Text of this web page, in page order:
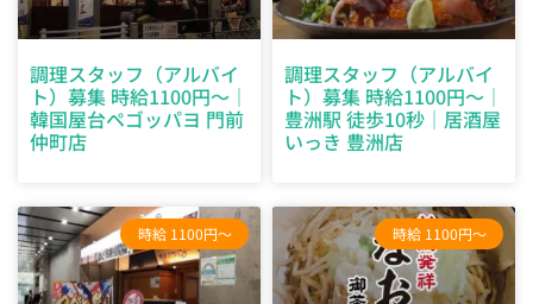
調理スタッフ（アルバイ
ト）募集 時給1100円～｜
韓国屋台ペゴッパヨ 門前
仲町店
調理スタッフ（アルバイ
ト）募集 時給1100円～｜
豊洲駅 徒歩10秒｜居酒屋
いっき 豊洲店
時給 1100円～ 時給 1100円～